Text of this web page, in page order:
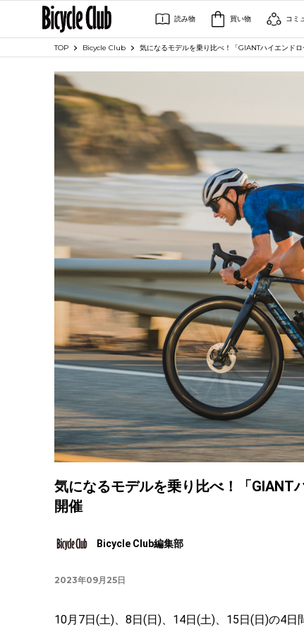
読み物 買い物 コミ
TOP Bicycle Club 気になるモデルを乗り比べ！「GIANTハイエンド
気になるモデルを乗り比べ！「GIANT
開催
Bicycle Club編集部
2023年09月25日
10月7日(土)、8日(日)、14日(土)、15日(日)の4